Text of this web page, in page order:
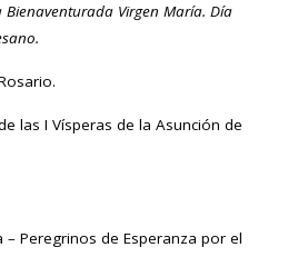
Bienaventurada Virgen María. Día
las I Vísperas de la Asunción de
– Peregrinos de Esperanza por el